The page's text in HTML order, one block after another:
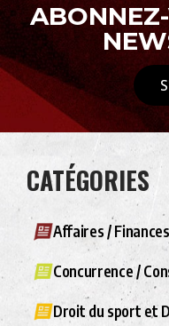
CATÉGORIES
Affaires / Finances
Concurrence /
Droit du sport et